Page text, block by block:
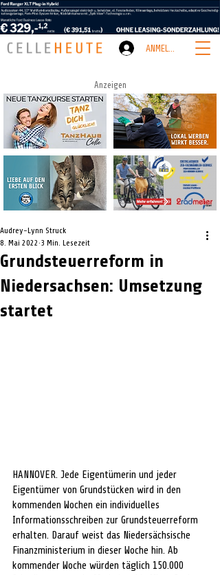
ANMELDEN
Anzeigen
Grundsteuerreform in
Niedersachsen: Umsetzung
startet
Audrey-Lynn Struck
8. Mai 2022 3 Min. Lesezeit
HANNOVER. Jede Eigentümerin und jeder
Eigentümer von Grundstücken wird in den
kommenden Wochen ein individuelles
Informationsschreiben zur Grundsteuerreform
erhalten. Darauf weist das Niedersächsische
Finanzministerium in dieser Woche hin. Ab
kommender Woche würden täglich 150.000